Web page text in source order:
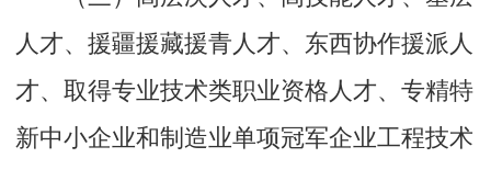
人才、援疆援藏援青人才、东西协作援派人
才、取得专业技术类职业资格人才、专精特
新中小企业和制造业单项冠军企业工程技术